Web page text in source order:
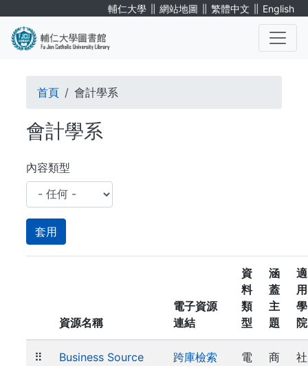
輔仁大學 ∥ 網站地圖 ∥ 繁體中文 ∥ English
導
航
連
結
首頁 會計學系
會計學系
內容類型
資源名稱
電子資源
連結
資
料
類
型
涵
蓋
主
題
適
用
學
院
⠿
Business Source
跨庫檢索
電
商
社